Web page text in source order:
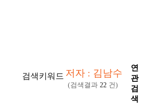
검색키워드 저자 : 김남수
(검색결과 22 건)
연
관
검
색